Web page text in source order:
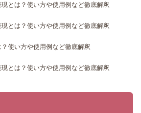
現とは？使い方や使用例など徹底解釈
現とは？使い方や使用例など徹底解釈
？使い方や使用例など徹底解釈
現とは？使い方や使用例など徹底解釈